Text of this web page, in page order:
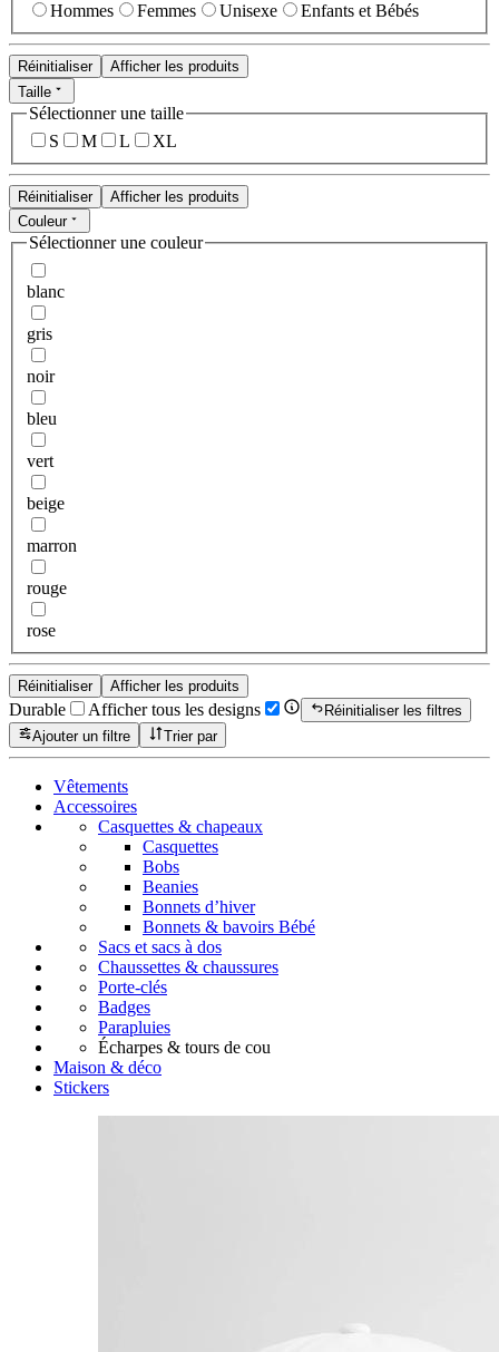
Hommes
Femmes Unisexe Enfants et Bébés
Réinitialiser
Afficher les produits
Taille
Sélectionner une taille
S
M L XL
Réinitialiser
Afficher les produits
Couleur
Sélectionner une couleur
blanc
gris
noir
bleu
vert
beige
marron
rouge
rose
Réinitialiser Afficher les produits
Durable Afficher tous les designs
Réinitialiser les filtres
Ajouter un filtre
Trier par
Vêtements
Accessoires
Casquettes & chapeaux
Casquettes
Bobs
Beanies
Bonnets d’hiver
Bonnets & bavoirs Bébé
Sacs et sacs à dos
Chaussettes & chaussures
Porte-clés
Badges
Parapluies
Écharpes & tours de cou
Maison & déco
Stickers